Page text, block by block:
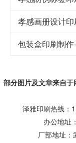
孝感画册设计
部分图片及文章来自
泽雅印刷热线：
办公地址
厂部地址：